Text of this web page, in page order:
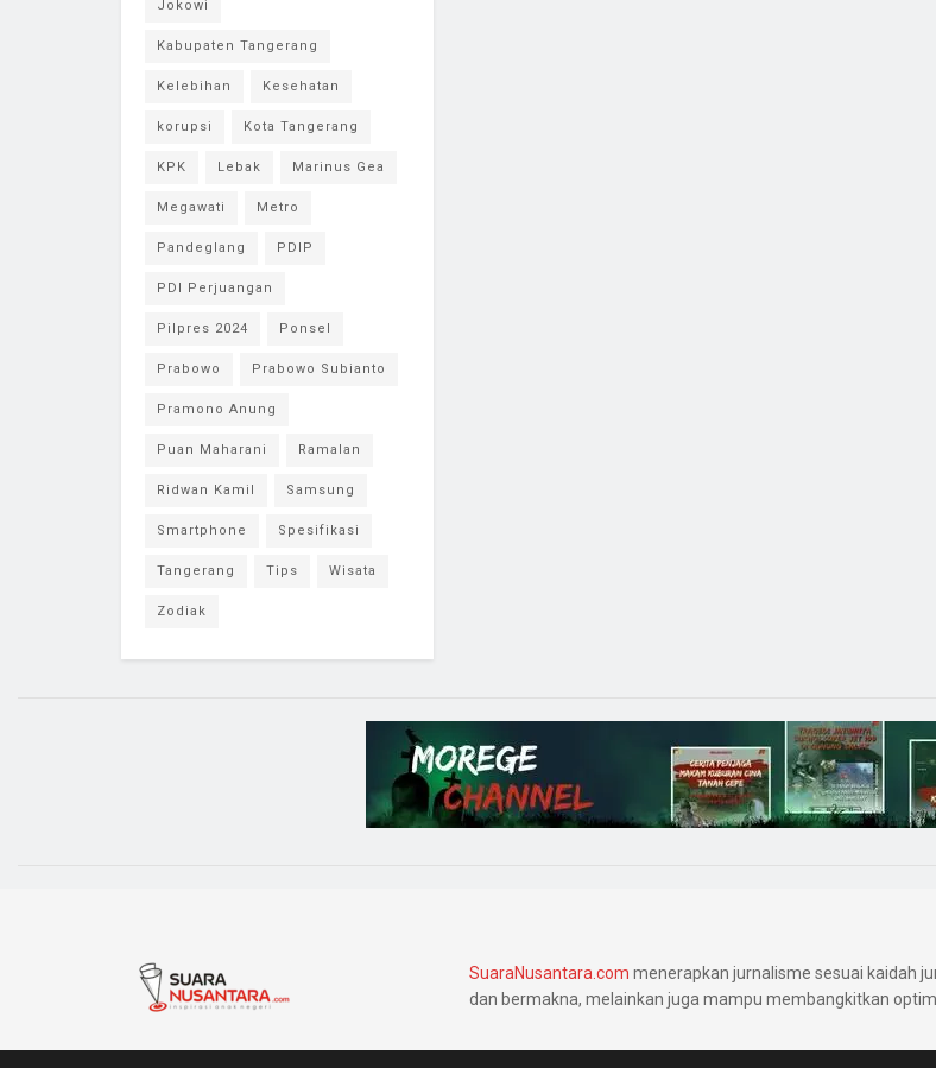
Jokowi
Kabupaten Tangerang
Kelebihan Kesehatan
korupsi Kota Tangerang
KPK Lebak Marinus Gea
Megawati Metro
Pandeglang PDIP
PDI Perjuangan
Pilpres 2024 Ponsel
Prabowo Prabowo Subianto
Pramono Anung
Puan Maharani Ramalan
Ridwan Kamil Samsung
Smartphone Spesifikasi
Tangerang Tips Wisata
Zodiak
SuaraNusantara.com menerapkan jurnalisme sesuai kaidah
dan bermakna, melainkan juga mampu membangkitkan